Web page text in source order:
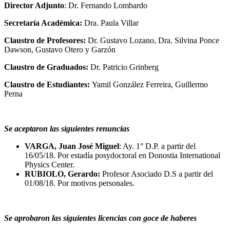
Director Adjunto: Dr. Fernando Lombardo
Secretaría Académica: Dra. Paula Villar
Claustro de Profesores: Dr. Gustavo Lozano, Dra. Silvina Ponce
Dawson, Gustavo Otero y Garzón
Claustro de Graduados: Dr. Patricio Grinberg
Claustro de Estudiantes: Yamil González Ferreira, Guillermo
Perna
Se aceptaron las siguientes renuncias
VARGA, Juan José Miguel: Ay. 1° D.P. a partir del
16/05/18. Por estadía posydoctoral en Donostia International
Physics Center.
RUBIOLO, Gerardo: Profesor Asociado D.S a partir del
01/08/18. Por motivos personales.
Se aprobaron las siguientes licencias con goce de haberes